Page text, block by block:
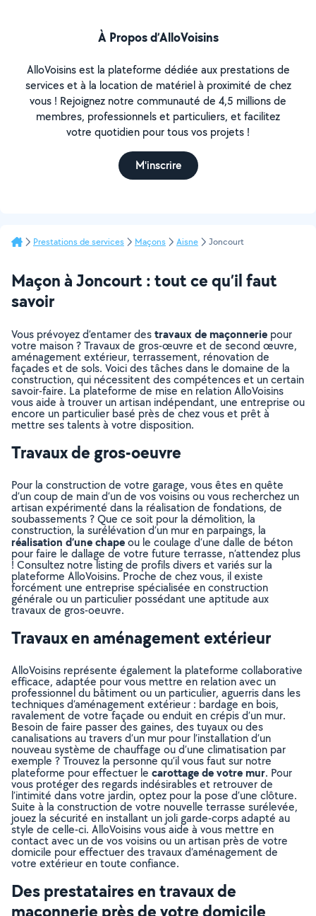
À Propos d’AlloVoisins
AlloVoisins est la plateforme dédiée aux prestations de
services et à la location de matériel à proximité de chez
vous ! Rejoignez notre communauté de 4,5 millions de
membres, professionnels et particuliers, et facilitez
votre quotidien pour tous vos projets !
M'inscrire
Prestations de services Maçons Aisne Joncourt
Maçon à Joncourt : tout ce qu’il faut
savoir
Vous prévoyez d’entamer destravaux de maçonnerie pour
votre maison ? Travaux de gros-œuvre et de second œuvre,
aménagement extérieur, terrassement, rénovation de
façades et de sols. Voici des tâches dans le domaine de la
construction, qui nécessitent des compétences et un certain
savoir-faire. La plateforme de mise en relation AlloVoisins
vous aide à trouver un artisan indépendant, une entreprise ou
encore un particulier basé près de chez vous et prêt à
mettre ses talents à votre disposition.
Travaux de gros-oeuvre
Pour la construction de votre garage, vous êtes en quête
d’un coup de main d’un de vos voisins ou vous recherchez un
artisan expérimenté dans la réalisation de fondations, de
soubassements ? Que ce soit pour la démolition, la
construction, la surélévation d’un mur en parpaings, la
réalisation d’une chapeou le coulage d’une dalle de béton
pour faire le dallage de votre future terrasse, n’attendez plus
! Consultez notre listing de profils divers et variés sur la
plateforme AlloVoisins. Proche de chez vous, il existe
forcément une entreprise spécialisée en construction
générale ou un particulier possédant une aptitude aux
travaux de gros-oeuvre.
Travaux en aménagement extérieur
AlloVoisins représente également la plateforme collaborative
efficace, adaptée pour vous mettre en relation avec un
professionnel du bâtiment ou un particulier, aguerris dans les
techniques d’aménagement extérieur : bardage en bois,
ravalement de votre façade ou enduit en crépis d’un mur.
Besoin de faire passer des gaines, des tuyaux ou des
canalisations au travers d’un mur pour l’installation d’un
nouveau système de chauffage ou d’une climatisation par
exemple ? Trouvez la personne qu’il vous faut sur notre
plateforme pour effectuer le carottage de votre mur. Pour
vous protéger des regards indésirables et retrouver de
l’intimité dans votre jardin, optez pour la pose d’une clôture.
Suite à la construction de votre nouvelle terrasse surélevée,
jouez la sécurité en installant un joli garde-corps adapté au
style de celle-ci. AlloVoisins vous aide à vous mettre en
contact avec un de vos voisins ou un artisan près de votre
domicile pour effectuer des travaux d’aménagement de
votre extérieur en toute confiance.
Des prestataires en travaux de
maçonnerie près de votre domicile